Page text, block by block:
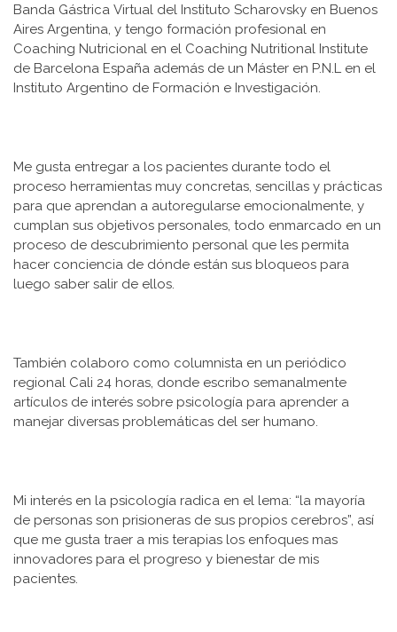
Banda Gástrica Virtual del Instituto Scharovsky en Buenos
Aires Argentina, y tengo formación profesional en
Coaching Nutricional en el Coaching Nutritional Institute
de Barcelona España además de un Máster en P.N.L en el
Instituto Argentino de Formación e Investigación.
Me gusta entregar a los pacientes durante todo el
proceso herramientas muy concretas, sencillas y prácticas
para que aprendan a autoregularse emocionalmente, y
cumplan sus objetivos personales, todo enmarcado en un
proceso de descubrimiento personal que les permita
hacer conciencia de dónde están sus bloqueos para
luego saber salir de ellos.
También colaboro como columnista en un periódico
regional Cali 24 horas, donde escribo semanalmente
artículos de interés sobre psicología para aprender a
manejar diversas problemáticas del ser humano.
Mi interés en la psicología radica en el lema: “la mayoría
de personas son prisioneras de sus propios cerebros”, así
que me gusta traer a mis terapias los enfoques mas
innovadores para el progreso y bienestar de mis
pacientes.